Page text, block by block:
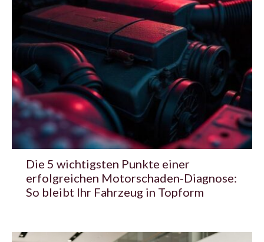
Die 5 wichtigsten Punkte einer
erfolgreichen Motorschaden-Diagnose:
So bleibt Ihr Fahrzeug in Topform